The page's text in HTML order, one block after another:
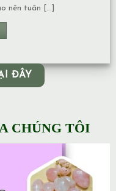
nên không tạo ra ứ đọng.
ĐÂY
CHÚNG TÔI